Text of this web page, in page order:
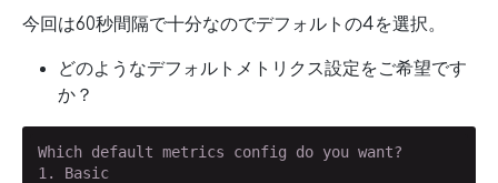
今回は60秒間隔で十分なのでデフォルトの4を選択。
どのようなデフォルトメトリクス設定をご希望です
か？
Which default metrics config do you want?
1. Basic